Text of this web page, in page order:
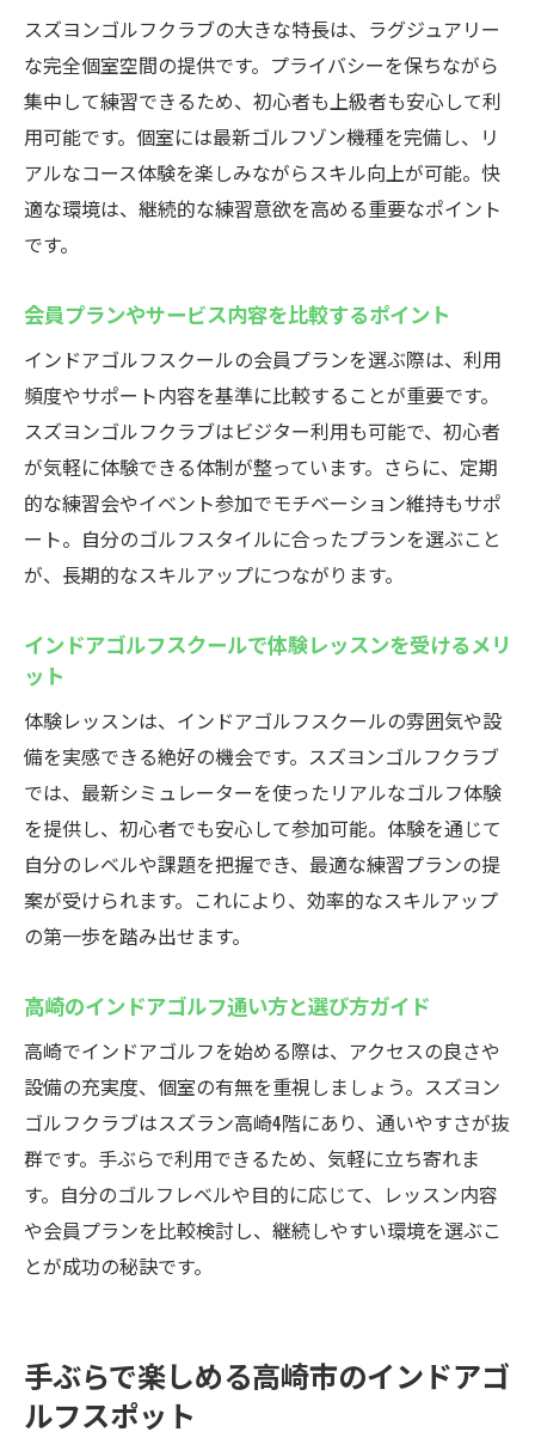
スズヨンゴルフクラブの大きな特長は、ラグジュアリー
な完全個室空間の提供です。プライバシーを保ちながら
集中して練習できるため、初心者も上級者も安心して利
用可能です。個室には最新ゴルフゾン機種を完備し、リ
アルなコース体験を楽しみながらスキル向上が可能。快
適な環境は、継続的な練習意欲を高める重要なポイント
です。
会員プランやサービス内容を比較するポイント
インドアゴルフスクールの会員プランを選ぶ際は、利用
頻度やサポート内容を基準に比較することが重要です。
スズヨンゴルフクラブはビジター利用も可能で、初心者
が気軽に体験できる体制が整っています。さらに、定期
的な練習会やイベント参加でモチベーション維持もサポ
ート。自分のゴルフスタイルに合ったプランを選ぶこと
が、長期的なスキルアップにつながります。
インドアゴルフスクールで体験レッスンを受けるメリ
ット
体験レッスンは、インドアゴルフスクールの雰囲気や設
備を実感できる絶好の機会です。スズヨンゴルフクラブ
では、最新シミュレーターを使ったリアルなゴルフ体験
を提供し、初心者でも安心して参加可能。体験を通じて
自分のレベルや課題を把握でき、最適な練習プランの提
案が受けられます。これにより、効率的なスキルアップ
の第一歩を踏み出せます。
高崎のインドアゴルフ通い方と選び方ガイド
高崎でインドアゴルフを始める際は、アクセスの良さや
設備の充実度、個室の有無を重視しましょう。スズヨン
ゴルフクラブはスズラン高崎4階にあり、通いやすさが抜
群です。手ぶらで利用できるため、気軽に立ち寄れま
す。自分のゴルフレベルや目的に応じて、レッスン内容
や会員プランを比較検討し、継続しやすい環境を選ぶこ
とが成功の秘訣です。
手ぶらで楽しめる高崎市のインドアゴ
ルフスポット